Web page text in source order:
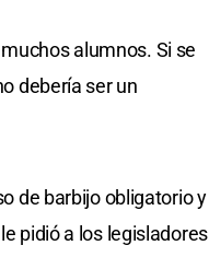
alumnos. Si se
debería ser un
de barbijo obligatorio y
pidió a los legisladores